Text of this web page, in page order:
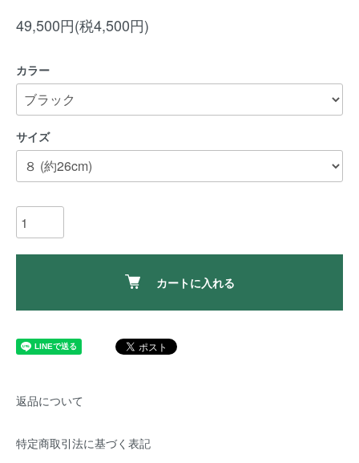
49,500円(税4,500円)
カラー
サイズ
カートに入れる
返品について
特定商取引法に基づく表記